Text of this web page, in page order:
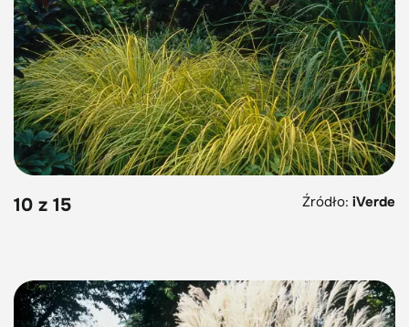
10 z 15 Źródło: iVerde